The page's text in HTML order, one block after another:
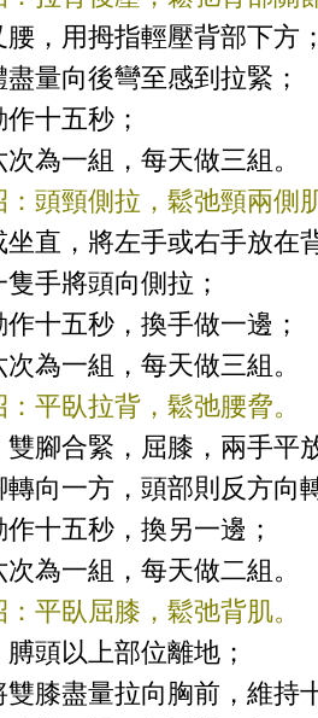
腰，用拇指輕壓背部下方
盡量向後彎至感到拉緊；
十五秒；
為一組，每天做三組。
：頭頸側拉，鬆弛頸兩側
坐直，將左手或右手放在
隻手將頭向側拉；
十五秒，換手做一邊；
為一組，每天做三組。
平臥拉背，鬆弛腰脅。
雙腳合緊，屈膝，兩手平
轉向一方，頭部則反方向
十五秒，換另一邊；
為一組，每天做二組。
平臥屈膝，鬆弛背肌。
頭以上部位離地；
雙膝盡量拉向胸前，維持